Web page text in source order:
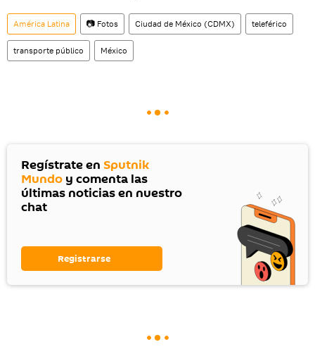
América Latina 📷 Fotos Ciudad de México (CDMX) teleférico
transporte público México
Regístrate en Sputnik
Mundo y comenta las
últimas noticias en nuestro
chat
Registrarse